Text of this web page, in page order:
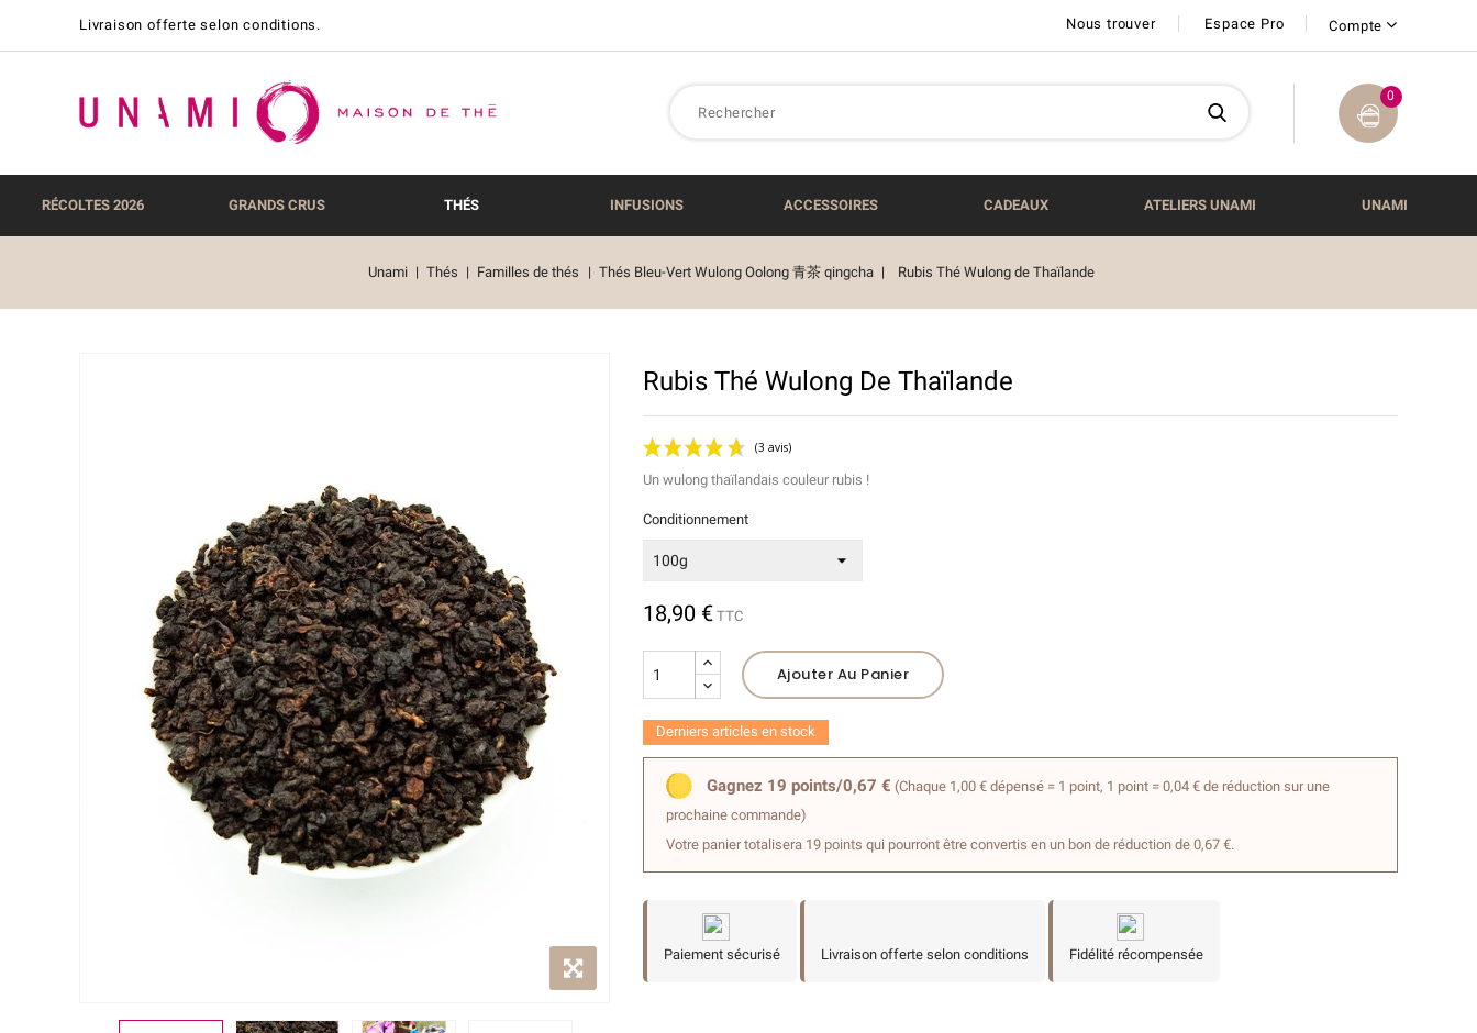
Livraison offerte selon conditions. Nous trouver Espace Pro Compte
0
RÉCOLTES 2026 GRANDS CRUS THÉS INFUSIONS ACCESSOIRES CADEAUX ATELIERS UNAMI UNAMI
Unami Thés Familles de thés Thés Bleu-Vert Wulong Oolong 青茶 qingcha Rubis Thé Wulong de Thaïlande
Rubis Thé Wulong De Thaïlande
Un wulong thaïlandais couleur rubis !
Conditionnement
18,90 € TTC
Ajouter Au Panier
Derniers articles en stock
Gagnez 19 points/0,67 € (Chaque 1,00 € dépensé = 1 point, 1 point = 0,04 € de réduction sur une
prochaine commande)
Votre panier totalisera 19 points qui pourront être convertis en un bon de réduction de 0,67 €.
Paiement sécurisé Livraison offerte selon conditions Fidélité récompensée